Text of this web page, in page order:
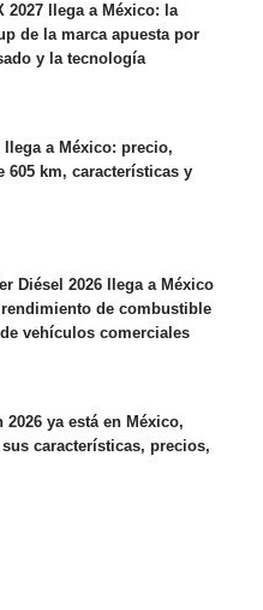
2027 llega a México: la
de la marca apuesta por
y la tecnología
llega a México: precio,
605 km, características y
Diésel 2026 llega a México
de combustible
vehículos comerciales
2026 ya está en México,
características, precios,